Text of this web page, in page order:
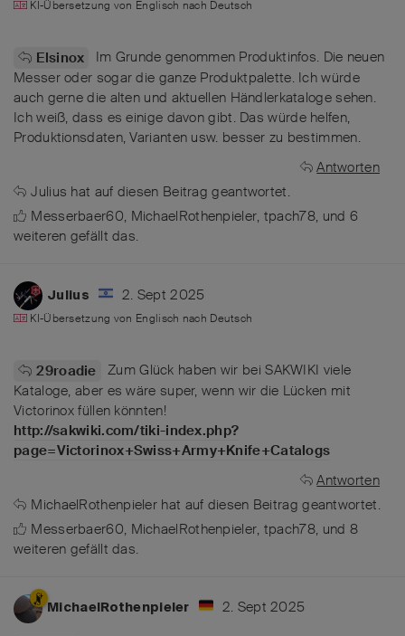
KI-Übersetzung von Englisch nach Deutsch
Elsinox
Im Grunde genommen Produktinfos. Die neuen
Messer oder sogar die ganze Produktpalette. Ich würde
auch gerne die alten und aktuellen Händlerkataloge sehen.
Ich weiß, dass es einige davon gibt. Das würde helfen,
Produktionsdaten, Varianten usw. besser zu bestimmen.
Antworten
Julius hat auf diesen Beitrag geantwortet.
Messerbaer60, MichaelRothenpieler, tpach78, und 6
weiteren gefällt das.
Julius 2. Sept 2025
KI-Übersetzung von Englisch nach Deutsch
29roadie
Zum Glück haben wir bei SAKWIKI viele
Kataloge, aber es wäre super, wenn wir die Lücken mit
Victorinox füllen könnten!
http://sakwiki.com/tiki-index.php?
page=Victorinox+Swiss+Army+Knife+Catalogs
Antworten
MichaelRothenpieler hat auf diesen Beitrag geantwortet.
Messerbaer60, MichaelRothenpieler, tpach78, und 8
weiteren gefällt das.
MichaelRothenpieler 2. Sept 2025